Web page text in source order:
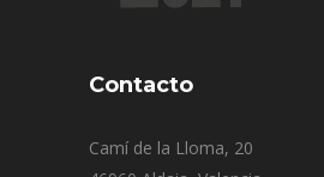
Contacto
Camí de la Lloma, 20